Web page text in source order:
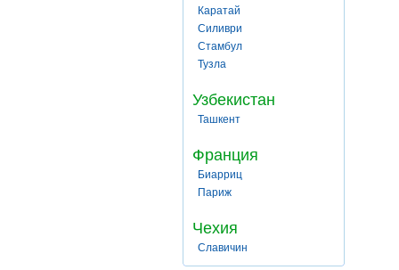
Каратай
Силиври
Стамбул
Тузла
Узбекистан
Ташкент
Франция
Биарриц
Париж
Чехия
Славичин